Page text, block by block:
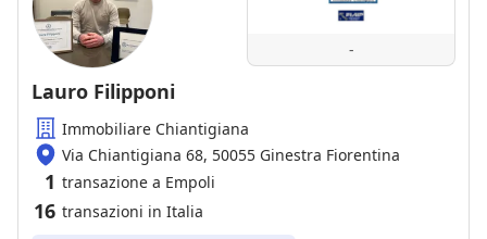
-
Lauro Filipponi
Immobiliare Chiantigiana
Via Chiantigiana 68, 50055 Ginestra Fiorentina
1 transazione a Empoli
16 transazioni in Italia